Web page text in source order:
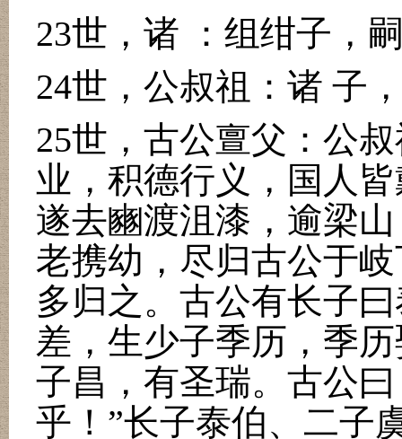
23世，诸 ：组绀子，
24世，公叔祖：诸 子
25世，古公亶父：公
业，积德行义，国人
遂去豳渡沮漆，逾梁
老携幼，尽归古公于
多归之。古公有长子
差，生少子季历，季
子昌，有圣瑞。古公
乎！ ”长子泰伯、二子